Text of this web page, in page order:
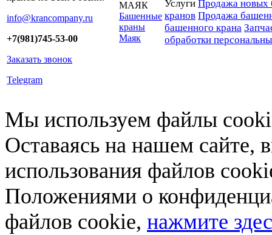
info@krancompany.ru
+7(981)745-53-00
Заказать звонок
Telegram
МАЯК
Башенные
краны
Маяк
Услуги Продажа новых
кранов Продажа
башенного крана
обработки
Мы используем файлы
Оставаясь на нашем сайте,
использования файлов
Положениями о
файлов cookie, нажмите